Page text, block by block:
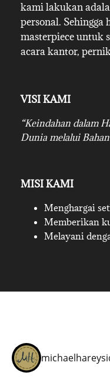
kami lakukan
personal.
masterpiece untuk
acara kantor,
VISI KAMI
“Keindahan dalam
Dunia melalui
MISI KAMI
Menghargai
Memberikan
Melayani